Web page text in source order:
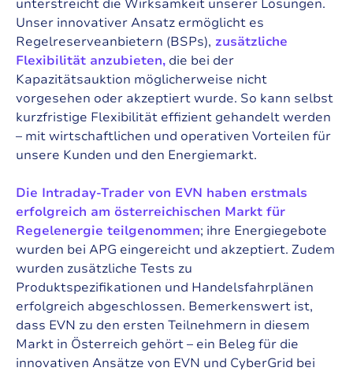
unterstreicht die Wirksamkeit unserer Lösungen.
Unser innovativer Ansatz ermöglicht es
Regelreserveanbietern (BSPs), zusätzliche
Flexibilität anzubieten, die bei der
Kapazitätsauktion möglicherweise nicht
vorgesehen oder akzeptiert wurde. So kann selbst
kurzfristige Flexibilität effizient gehandelt werden
– mit wirtschaftlichen und operativen Vorteilen für
unsere Kunden und den Energiemarkt.
Die Intraday-Trader von EVN haben erstmals
erfolgreich am österreichischen Markt für
Regelenergie teilgenommen; ihre Energiegebote
wurden bei APG eingereicht und akzeptiert. Zudem
wurden zusätzliche Tests zu
Produktspezifikationen und Handelsfahrplänen
erfolgreich abgeschlossen. Bemerkenswert ist,
dass EVN zu den ersten Teilnehmern in diesem
Markt in Österreich gehört – ein Beleg für die
innovativen Ansätze von EVN und CyberGrid bei